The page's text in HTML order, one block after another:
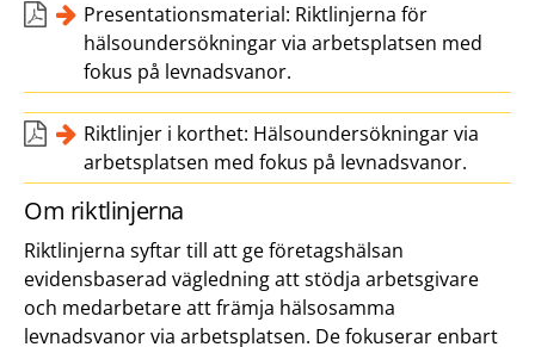
Presentationsmaterial: Riktlinjerna för
hälsoundersökningar via arbetsplatsen med
fokus på levnadsvanor.
Riktlinjer i korthet: Hälsoundersökningar via
arbetsplatsen med fokus på levnadsvanor.
Om riktlinjerna
Riktlinjerna syftar till att ge företagshälsan
evidensbaserad vägledning att stödja arbetsgivare
och medarbetare att främja hälsosamma
levnadsvanor via arbetsplatsen. De fokuserar enbart